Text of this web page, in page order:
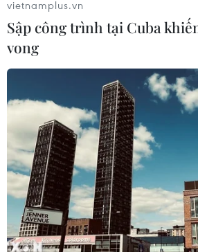
vietnamplus.vn
Sập công trình tại Cuba
vong